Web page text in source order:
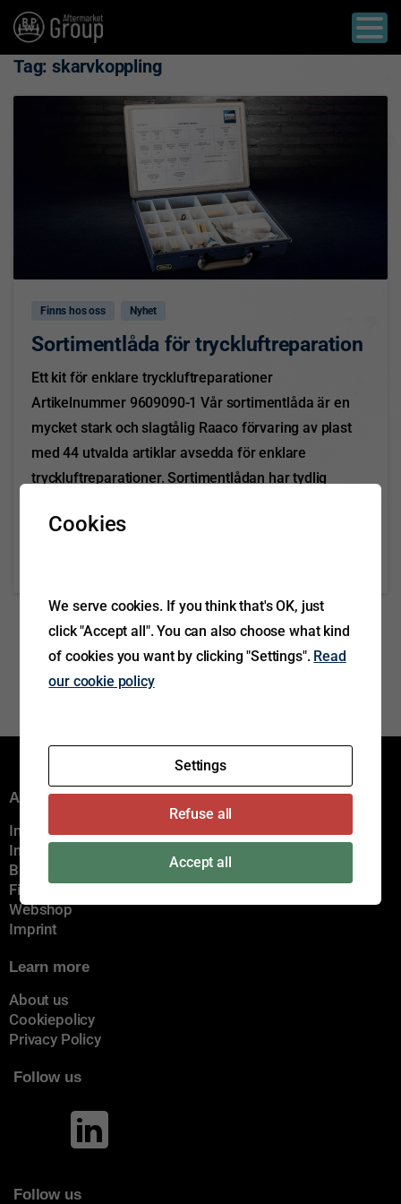
Tag: skarvkoppling
Finns hos oss Nyhet
Sortimentlåda för tryckluftreparation
Ett kit för enklare tryckluftreparationer
Artikelnummer 9609090-1 Vår sortimentlåda är en
mycket stark och slagtålig Raaco förvaring av plast
med 44 utvalda artiklar avsedda för enklare
tryckluftreparationer. Sortimentlådan har tydlig
förbrukade artiklar. I lådan...
Aftermarket group
Innovation
Immediate delivery
Brands
Find a certain dealer
Webshop
Imprint
Learn more
About us
Cookiepolicy
Privacy Policy
Follow us
Follow us
Cookies
We serve cookies. If you think that's OK, just
click "Accept all". You can also choose what kind
of cookies you want by clicking "Settings". Read
our cookie policy
Settings
Refuse all
Accept all